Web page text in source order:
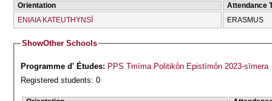
Orientation
Attendance
ENIAIA KATEUTHYNSĪ
ERASMUS
ShowOther Schools
Programme d' Études: PPS Tmīma Politikṓn Epistīmṓn 2023-sīmera
Registered students: 0